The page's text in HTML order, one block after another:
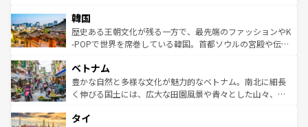
ワイを、存分に味わってほしい。 なお、新着のハワイ情報
はコンテンツ一覧を参照してほしい。
いる。アクティビティも充実しており、サーフィンやダイ
ビング、ハイキングなど、アウトドア好きにはたまらな
い。オーストラリアの多彩な魅力を存分に味わいつくそ
参照してほしい。
ン）、静ひつな山岳地帯である台湾東部など、都市の喧騒
と山間の静けさが共存しており、訪れる人に新しい発見と
驚きをもたらしてくれる。また、奥深い台湾の食文化も魅
容にもいいと評判のスイーツなど、バラエティ豊かな料理
が味わえる。 なお、新着の台湾情報は コンテンツ一覧を参
照してほしい。
韓国
歴史ある王朝文化が残る一方で、最先端のファッションやK
-POPで世界を席巻している韓国。首都ソウルの宮殿や伝統
き、地方に足を延ばせば四季折々の自然美を楽しむことが
できる。そして、キムチや焼肉、絶品のストリートフード
まで、さまざまな韓国料理が待っている。夜には、韓国な
リティに包まれながら、韓国の多彩な魅力を心ゆくまで味
ベトナム
豊かな自然と多様な文化が魅力的なベトナム。南北に細長
く伸びる国土には、広大な田園風景や青々とした山々、世
急速な発展と共に伝統が息づく。ハノイの古い町並みやホ
タイ